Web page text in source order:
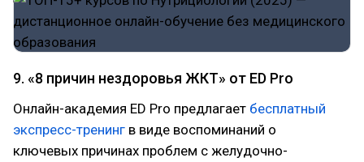
9. «8 причин нездоровья ЖКТ» от ED Pro
Онлайн-академия ED Pro предлагает бесплатный
экспресс-тренинг в виде воспоминаний о
ключевых причинах проблем с желудочно-